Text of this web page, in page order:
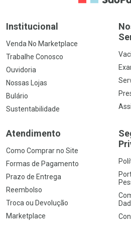
Institucional
Venda No Marketplace
Trabalhe Conosco
Ouvidoria
Nossas Lojas
Bulário
Sustentabilidade
Atendimento
Como Comprar no Site
Formas de Pagamento
Prazo de Entrega
Reembolso
Troca ou Devolução
Marketplace